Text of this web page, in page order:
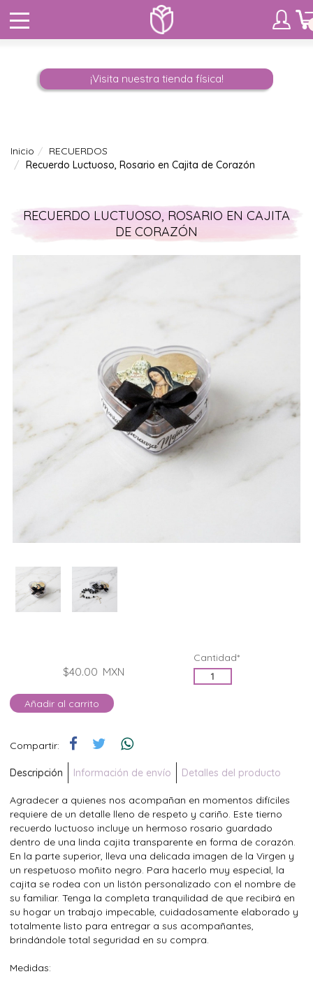
¡Visita nuestra tienda física!
Inicio
RECUERDOS
Recuerdo Luctuoso, Rosario en Cajita de Corazón
RECUERDO LUCTUOSO, ROSARIO EN CAJITA
DE CORAZÓN
$40.00 MXN
Cantidad*
Añadir al carrito
Compartir:
Descripción Información de envío Detalles del producto
Agradecer a quienes nos acompañan en momentos difíciles
requiere de un detalle lleno de respeto y cariño. Este tierno
recuerdo luctuoso incluye un hermoso rosario guardado
dentro de una linda cajita transparente en forma de corazón.
En la parte superior, lleva una delicada imagen de la Virgen y
un respetuoso moñito negro. Para hacerlo muy especial, la
cajita se rodea con un listón personalizado con el nombre de
su familiar. Tenga la completa tranquilidad de que recibirá en
su hogar un trabajo impecable, cuidadosamente elaborado y
totalmente listo para entregar a sus acompañantes,
brindándole total seguridad en su compra.
Medidas: